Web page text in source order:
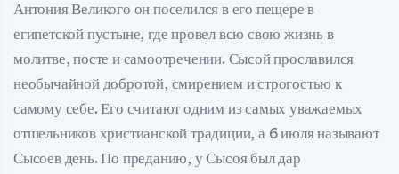
Антония Великого он поселился в его пещере в
египетской пустыне, где провел всю свою жизнь в
молитве, посте и самоотречении. Сысой прославился
необычайной добротой, смирением и строгостью к
самому себе. Его считают одним из самых уважаемых
отшельников христианской традиции, а 6 июля называют
Сысоев день. По преданию, у Сысоя был дар